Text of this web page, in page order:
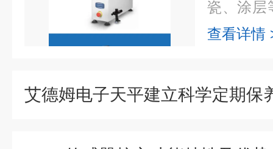
瓷、涂层
常使用中
查看详情